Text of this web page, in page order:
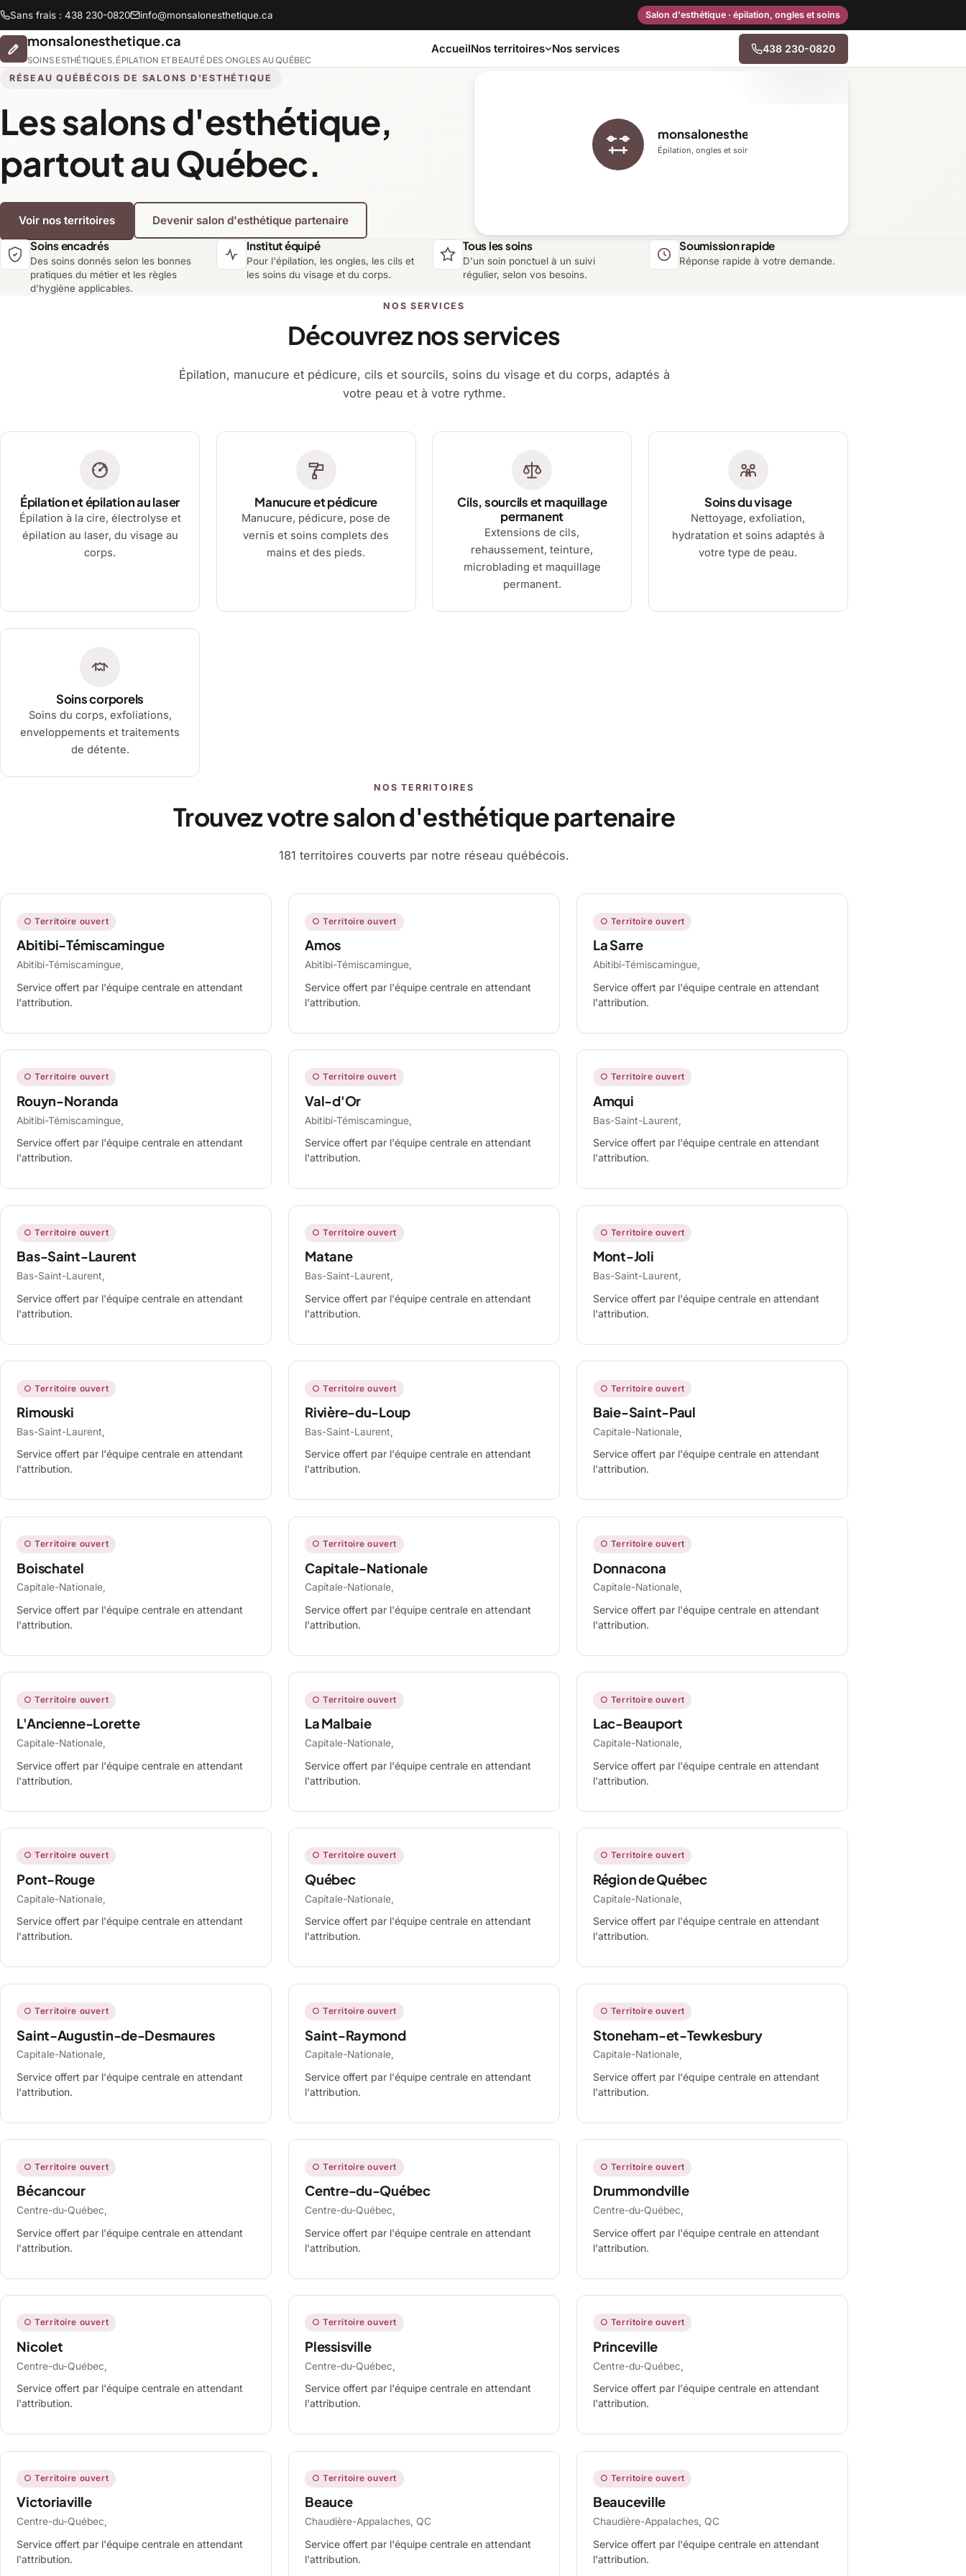
Sans frais : 438 230-0820 info@monsalonesthetique.ca Salon d'esthétique · épilation, ongles et soins
monsalonesthetique.ca
SOINS ESTHÉTIQUES, ÉPILATION ET BEAUTÉ DES ONGLES AU QUÉBEC
AccueilNos territoires
Bas-Saint-Laurent Capitale-Nationale Centre-du-Québec
Lanaudière Laurentides Laval Mauricie
Montérégie Nord-du-Québec
Nos services 438 230-0820
RÉSEAU QUÉBÉCOIS DE SALONS D'ESTHÉTIQUE
Les salons d'esthétique,
partout au Québec.
Voir nos territoires Devenir salon d'esthétique partenaire
monsalonesthetique.ca
Épilation, ongles et soins du visage
Soins encadrés
Des soins donnés selon les bonnes
pratiques du métier et les règles
d'hygiène applicables.
Institut équipé
Pour l'épilation, les ongles, les cils et
les soins du visage et du corps.
Tous les soins
D'un soin ponctuel à un suivi
régulier, selon vos besoins.
Soumission rapide
Réponse rapide à votre demande.
NOS SERVICES
Découvrez nos services
Épilation, manucure et pédicure, cils et sourcils, soins du visage et du corps, adaptés à
votre peau et à votre rythme.
Épilation et épilation au laser
Épilation à la cire, électrolyse et
épilation au laser, du visage au
corps.
Manucure et pédicure
Manucure, pédicure, pose de
vernis et soins complets des
mains et des pieds.
Cils, sourcils et maquillage
permanent
Extensions de cils,
rehaussement, teinture,
microblading et maquillage
permanent.
Soins du visage
Nettoyage, exfoliation,
hydratation et soins adaptés à
votre type de peau.
Soins corporels
Soins du corps, exfoliations,
enveloppements et traitements
de détente.
NOS TERRITOIRES
Trouvez votre salon d'esthétique partenaire
181 territoires couverts par notre réseau québécois.
○ Territoire ouvert
Abitibi-Témiscamingue
Abitibi-Témiscamingue,
Service offert par l'équipe centrale en attendant
l'attribution.
○ Territoire ouvert
Amos
Abitibi-Témiscamingue,
Service offert par l'équipe centrale en attendant
l'attribution.
○ Territoire ouvert
La Sarre
Abitibi-Témiscamingue,
Service offert par l'équipe centrale en attendant
l'attribution.
○ Territoire ouvert
Rouyn-Noranda
Abitibi-Témiscamingue,
Service offert par l'équipe centrale en attendant
l'attribution.
○ Territoire ouvert
Val-d'Or
Abitibi-Témiscamingue,
Service offert par l'équipe centrale en attendant
l'attribution.
○ Territoire ouvert
Amqui
Bas-Saint-Laurent,
Service offert par l'équipe centrale en attendant
l'attribution.
○ Territoire ouvert
Bas-Saint-Laurent
Bas-Saint-Laurent,
Service offert par l'équipe centrale en attendant
l'attribution.
○ Territoire ouvert
Matane
Bas-Saint-Laurent,
Service offert par l'équipe centrale en attendant
l'attribution.
○ Territoire ouvert
Mont-Joli
Bas-Saint-Laurent,
Service offert par l'équipe centrale en attendant
l'attribution.
○ Territoire ouvert
Rimouski
Bas-Saint-Laurent,
Service offert par l'équipe centrale en attendant
l'attribution.
○ Territoire ouvert
Rivière-du-Loup
Bas-Saint-Laurent,
Service offert par l'équipe centrale en attendant
l'attribution.
○ Territoire ouvert
Baie-Saint-Paul
Capitale-Nationale,
Service offert par l'équipe centrale en attendant
l'attribution.
○ Territoire ouvert
Boischatel
Capitale-Nationale,
Service offert par l'équipe centrale en attendant
l'attribution.
○ Territoire ouvert
Capitale-Nationale
Capitale-Nationale,
Service offert par l'équipe centrale en attendant
l'attribution.
○ Territoire ouvert
Donnacona
Capitale-Nationale,
Service offert par l'équipe centrale en attendant
l'attribution.
○ Territoire ouvert
L'Ancienne-Lorette
Capitale-Nationale,
Service offert par l'équipe centrale en attendant
l'attribution.
○ Territoire ouvert
La Malbaie
Capitale-Nationale,
Service offert par l'équipe centrale en attendant
l'attribution.
○ Territoire ouvert
Lac-Beauport
Capitale-Nationale,
Service offert par l'équipe centrale en attendant
l'attribution.
○ Territoire ouvert
Pont-Rouge
Capitale-Nationale,
Service offert par l'équipe centrale en attendant
l'attribution.
○ Territoire ouvert
Québec
Capitale-Nationale,
Service offert par l'équipe centrale en attendant
l'attribution.
○ Territoire ouvert
Région de Québec
Capitale-Nationale,
Service offert par l'équipe centrale en attendant
l'attribution.
○ Territoire ouvert
Saint-Augustin-de-Desmaures
Capitale-Nationale,
Service offert par l'équipe centrale en attendant
l'attribution.
○ Territoire ouvert
Saint-Raymond
Capitale-Nationale,
Service offert par l'équipe centrale en attendant
l'attribution.
○ Territoire ouvert
Stoneham-et-Tewkesbury
Capitale-Nationale,
Service offert par l'équipe centrale en attendant
l'attribution.
○ Territoire ouvert
Bécancour
Centre-du-Québec,
Service offert par l'équipe centrale en attendant
l'attribution.
○ Territoire ouvert
Centre-du-Québec
Centre-du-Québec,
Service offert par l'équipe centrale en attendant
l'attribution.
○ Territoire ouvert
Drummondville
Centre-du-Québec,
Service offert par l'équipe centrale en attendant
l'attribution.
○ Territoire ouvert
Nicolet
Centre-du-Québec,
Service offert par l'équipe centrale en attendant
l'attribution.
○ Territoire ouvert
Plessisville
Centre-du-Québec,
Service offert par l'équipe centrale en attendant
l'attribution.
○ Territoire ouvert
Princeville
Centre-du-Québec,
Service offert par l'équipe centrale en attendant
l'attribution.
○ Territoire ouvert
Victoriaville
Centre-du-Québec,
Service offert par l'équipe centrale en attendant
l'attribution.
○ Territoire ouvert
Beauce
Chaudière-Appalaches, QC
Service offert par l'équipe centrale en attendant
l'attribution.
○ Territoire ouvert
Beauceville
Chaudière-Appalaches, QC
Service offert par l'équipe centrale en attendant
l'attribution.